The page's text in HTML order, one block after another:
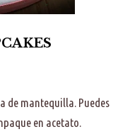
de mantequilla. Puedes
en acetato.